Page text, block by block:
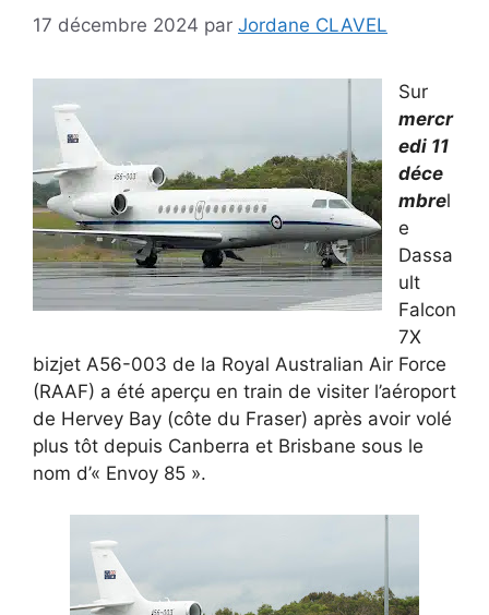
17 décembre 2024 par Jordane CLAVEL
Sur
mercr
edi 11
déce
mbrel
e
Dassa
ult
Falcon
7X
bizjet A56-003 de la Royal Australian Air Force
(RAAF) a été aperçu en train de visiter l’aéroport
de Hervey Bay (côte du Fraser) après avoir volé
plus tôt depuis Canberra et Brisbane sous le
nom d’« Envoy 85 ».